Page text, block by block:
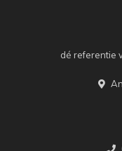
dé referentie